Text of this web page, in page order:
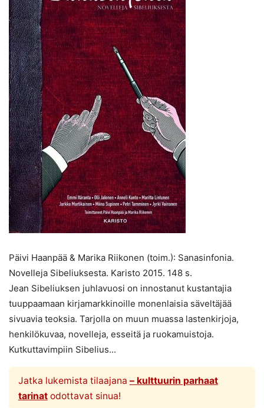
Päivi Haanpää & Marika Riikonen (toim.): Sanasinfonia.
Novelleja Sibeliuksesta. Karisto 2015. 148 s.
Jean Sibeliuksen juhlavuosi on innostanut kustantajia
tuuppaamaan kirjamarkkinoille monenlaisia säveltäjää
sivuavia teoksia. Tarjolla on muun muassa lastenkirjoja,
henkilökuvaa, novelleja, esseitä ja ruokamuistoja.
Kutkuttavimpiin Sibelius...
Jatka lukemista tilaajana – kulttuurin parhaat
tarinatodottavat sinua!